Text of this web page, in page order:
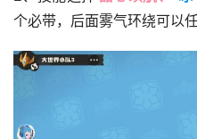
个必带，后面雾气环绕可以任